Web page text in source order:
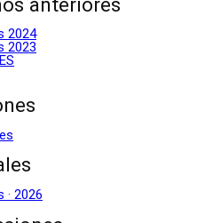
2024
2023
2026